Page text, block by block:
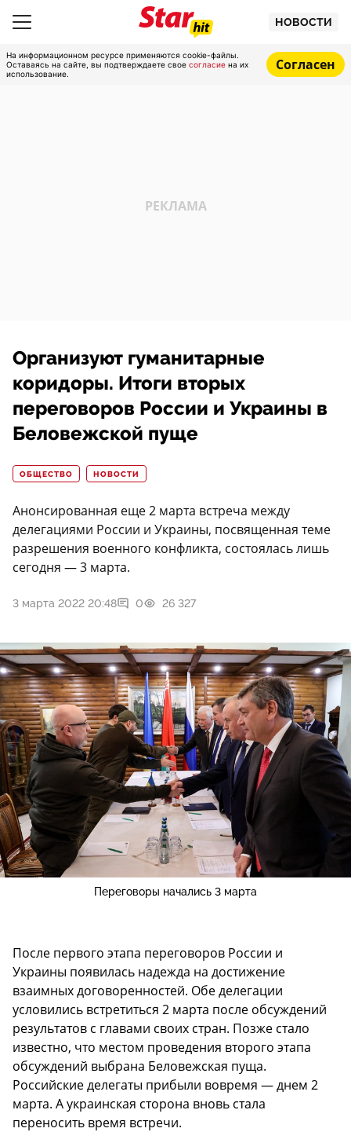
НОВОСТИ
На информационном ресурсе применяются cookie-файлы.
Оставаясь на сайте, вы подтверждаете свое согласие на их
использование.
Согласен
Организуют гуманитарные
коридоры. Итоги вторых
переговоров России и Украины в
Беловежской пуще
ОБЩЕСТВО НОВОСТИ
Анонсированная еще 2 марта встреча между
делегациями России и Украины, посвященная теме
разрешения военного конфликта, состоялась лишь
сегодня — 3 марта.
3 марта 2022 20:48 0 26 327
Переговоры начались 3 марта
После первого этапа переговоров России и
Украины появилась надежда на достижение
взаимных договоренностей. Обе делегации
условились встретиться 2 марта после обсуждений
результатов с главами своих стран. Позже стало
известно, что местом проведения второго этапа
обсуждений выбрана Беловежская пуща.
Российские делегаты прибыли вовремя — днем 2
марта. А украинская сторона вновь стала
переносить время встречи.